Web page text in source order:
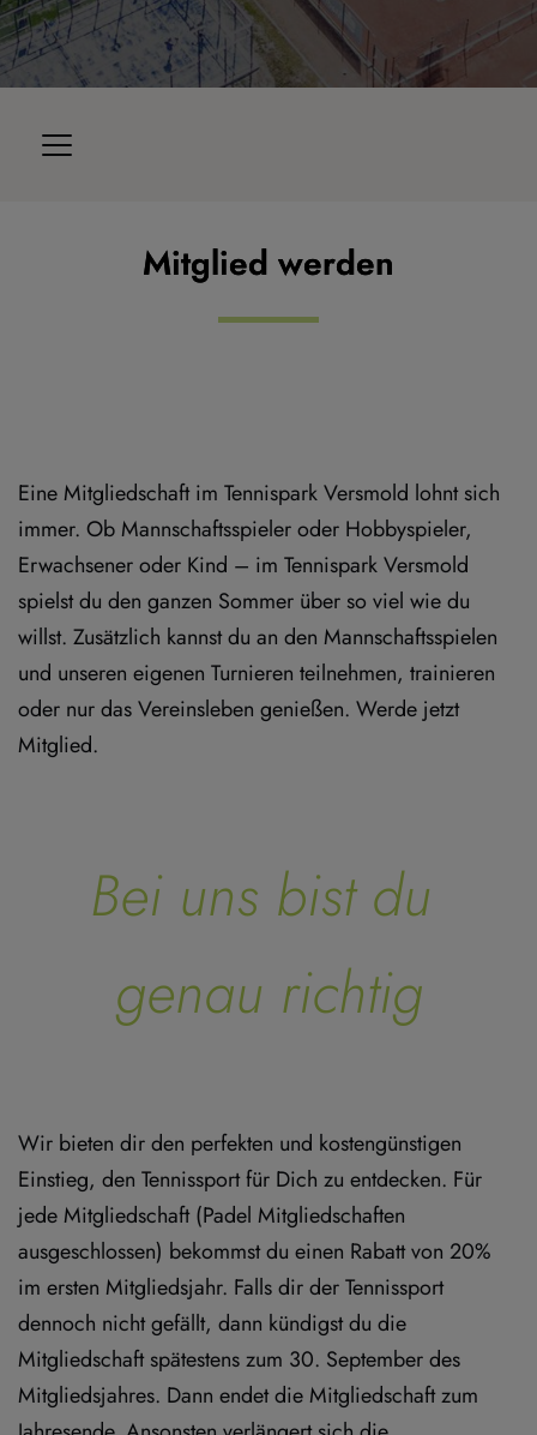
Mitglied werden
Eine Mitgliedschaft im Tennispark Versmold lohnt sich
immer. Ob Mannschaftsspieler oder Hobbyspieler,
Erwachsener oder Kind – im Tennispark Versmold
spielst du den ganzen Sommer über so viel wie du
willst. Zusätzlich kannst du an den Mannschaftsspielen
und unseren eigenen Turnieren teilnehmen, trainieren
oder nur das Vereinsleben genießen. Werde jetzt
Mitglied.
Bei uns bist du
genau richtig
Wir bieten dir den perfekten und kostengünstigen
Einstieg, den Tennissport für Dich zu entdecken. Für
jede Mitgliedschaft (Padel Mitgliedschaften
ausgeschlossen) bekommst du einen Rabatt von 20%
im ersten Mitgliedsjahr. Falls dir der Tennissport
dennoch nicht gefällt, dann kündigst du die
Mitgliedschaft spätestens zum 30. September des
Mitgliedsjahres. Dann endet die Mitgliedschaft zum